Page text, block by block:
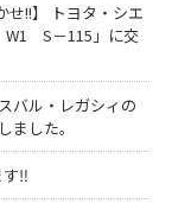
せ!!】 トヨタ・シエ
S－115」に交
バル・レガシィの
した。
‼